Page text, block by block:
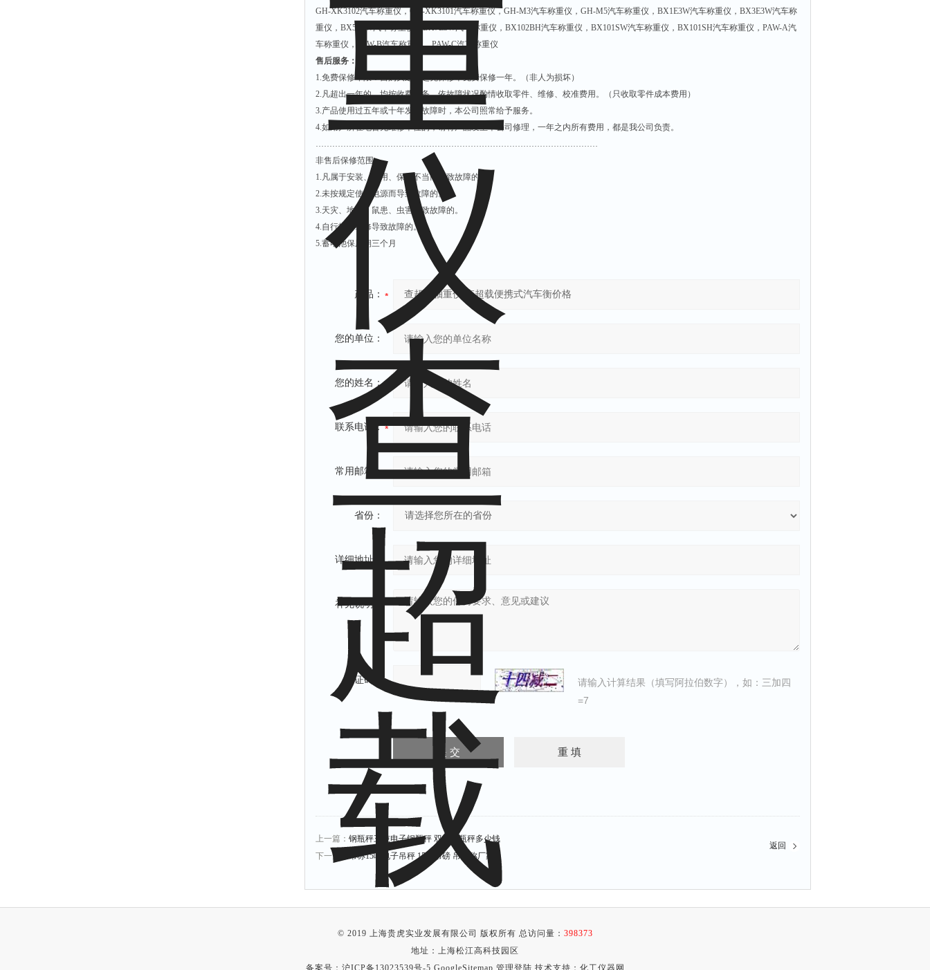
GH-XK3102汽车称重仪，GH-XK3101汽车称重仪，GH-M3汽车称重仪，GH-M5汽车称重仪，BX1E3W汽车称重仪，BX3E3W汽车称
重仪，BX5E3W汽车称重仪，BX7E3W汽车称重仪，BX102BH汽车称重仪，BX101SW汽车称重仪，BX101SH汽车称重仪，PAW-A汽
车称重仪，PAW-B汽车称重仪，PAW-C汽车称重仪
售后服务：
1.免费保修年限：自购买之日起凭保修单免费保修一年。（非人为损坏）
2. 凡超出一年的，均按收费服务，依故障状况酌情收取零件、维修、校准费用。（只收取零件成本费用）
3.产品使用过五年或十年发生故障时，本公司照常给予服务。
4.如用户所在地暂无维修单位的，请将产品发至本公司修理，一年之内所有费用，都是我公司负责。
…………………………………………………………………………………………
非售后保修范围：
1. 凡属于安装、使用、保管不当而导致故障的。
2.未按规定使用电源而导致故障的。
3.天灾、地变、鼠患、虫害导致故障的。
4.自行拆卸维修导致故障的。
5.蓄电池保用期三个月
产品：
您的单位：
您的姓名：
联系电话：
常用邮箱：
省份：
详细地址：
补充说明：
验证码：
请输入计算结果（填写阿拉伯数字），如：三加四
=7
上一篇： 钢瓶秤三吨电子钢瓶秤 双层钢瓶秤多少钱
下一篇：
吊称15吨电子吊秤 15吨吊磅 吊磅称厂家
返回
© 2019 上海贵虎实业发展有限公司 版权所有 总访问量： 398373
地址：上海松江高科技园区
备案号： 沪ICP备13023539号-5 GoogleSitemap 管理登陆 技术支持： 化工仪器网